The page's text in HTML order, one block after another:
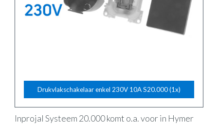
Drukvlakschakelaar enkel 230V 10A S20.000 (1x)
Inprojal Systeem 20.000 komt o.a. voor in Hymer